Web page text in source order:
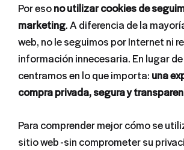
Por esono utilizar cookies de
marketing. A diferencia de la
web, no le seguimos por Internet ni
información innecesaria. En lugar
centramos en lo que importa: una
compra privada, segura y
Para comprender mejor cómo se
sitio web -sin comprometer su